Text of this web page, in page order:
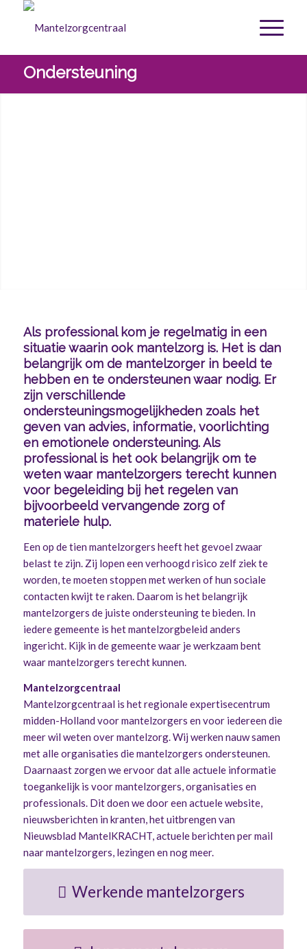
Ondersteuning
Als professional kom je regelmatig in een
situatie waarin ook mantelzorg is. Het is dan
belangrijk om de mantelzorger in beeld te
hebben en te ondersteunen waar nodig. Er
zijn verschillende
ondersteuningsmogelijkheden zoals het
geven van advies, informatie, voorlichting
en emotionele ondersteuning. Als
professional is het ook belangrijk om te
weten waar mantelzorgers terecht kunnen
voor begeleiding bij het regelen van
bijvoorbeeld vervangende zorg of
materiele hulp.
Een op de tien mantelzorgers heeft het gevoel zwaar
belast te zijn. Zij lopen een verhoogd risico zelf ziek te
worden, te moeten stoppen met werken of hun sociale
contacten kwijt te raken. Daarom is het belangrijk
mantelzorgers de juiste ondersteuning te bieden. In
iedere gemeente is het mantelzorgbeleid anders
ingericht. Kijk in de gemeente waar je werkzaam bent
waar mantelzorgers terecht kunnen.
Mantelzorgcentraal
Mantelzorgcentraal is het regionale expertisecentrum
midden-Holland voor mantelzorgers en voor iedereen die
meer wil weten over mantelzorg. Wij werken nauw samen
met alle organisaties die mantelzorgers ondersteunen.
Daarnaast zorgen we ervoor dat alle actuele informatie
toegankelijk is voor mantelzorgers, organisaties en
professionals. Dit doen we door een actuele website,
nieuwsberichten in kranten, het uitbrengen van
Nieuwsblad MantelKRACHT, actuele berichten per mail
naar mantelzorgers, lezingen en nog meer.
Werkende mantelzorgers